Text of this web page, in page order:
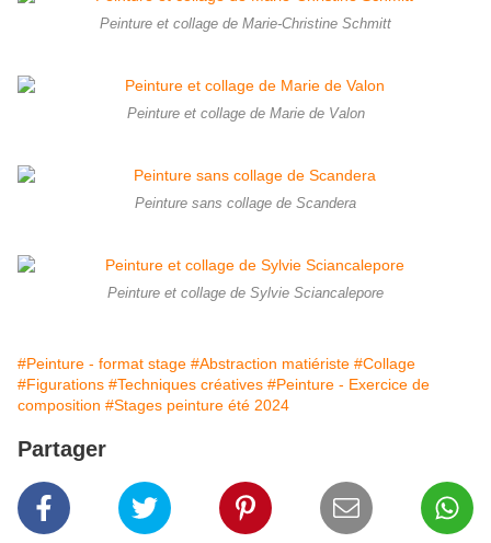
Peinture et collage de Marie-Christine Schmitt
Peinture et collage de Marie de Valon
Peinture sans collage de Scandera
Peinture et collage de Sylvie Sciancalepore
#Peinture - format stage #Abstraction matiériste #Collage
#Figurations #Techniques créatives #Peinture - Exercice de
composition #Stages peinture été 2024
Partager